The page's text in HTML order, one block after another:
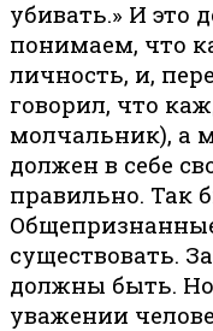
убивать.» И это
понимаем, что
личность, и,
говорил, что
молчальник), а
должен в себе
правильно. Так
существовать.
должны быть.
уважении